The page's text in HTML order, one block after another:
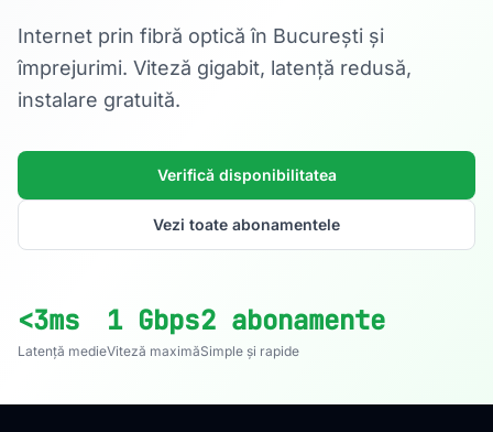
Internet prin fibră optică în București și
împrejurimi. Viteză gigabit, latență redusă,
instalare gratuită.
Verifică disponibilitatea
Vezi toate abonamentele
<3ms
Latență medie
1 Gbps
Viteză maximă
2 abonamente
Simple și rapide